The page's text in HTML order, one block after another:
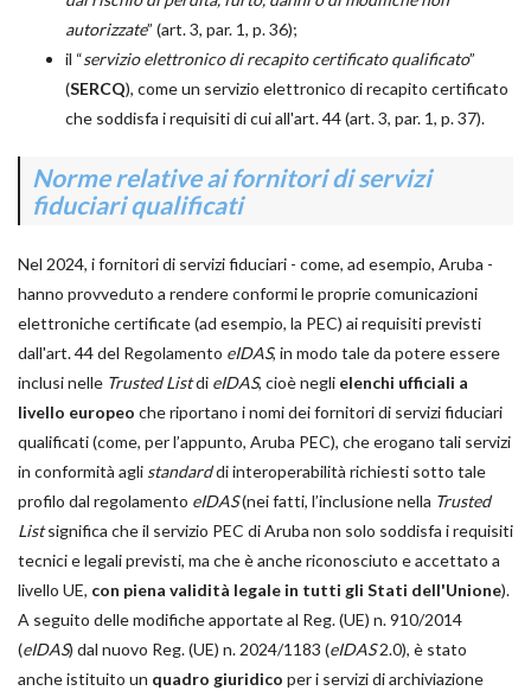
autorizzate” (art. 3, par. 1, p. 36);
il “servizio elettronico di recapito certificato qualificato”
(SERCQ), come un servizio elettronico di recapito certificato
che soddisfa i requisiti di cui all'art. 44 (art. 3, par. 1, p. 37).
Norme relative ai fornitori di servizi
fiduciari qualificati
Nel 2024, i fornitori di servizi fiduciari - come, ad esempio, Aruba -
hanno provveduto a rendere conformi le proprie comunicazioni
elettroniche certificate (ad esempio, la PEC) ai requisiti previsti
dall'art. 44 del Regolamento eIDAS, in modo tale da potere essere
inclusi nelle Trusted Listdi eIDAS, cioè negli elenchi ufficiali a
livello europeo che riportano i nomi dei fornitori di servizi fiduciari
qualificati (come, per l’appunto, Aruba PEC), che erogano tali servizi
in conformità agli standarddi interoperabilità richiesti sotto tale
profilo dal regolamento eIDAS(nei fatti, l’inclusione nella Trusted
Listsignifica che il servizio PEC di Aruba non solo soddisfa i requisiti
tecnici e legali previsti, ma che è anche riconosciuto e accettato a
livello UE, con piena validità legale in tutti gli Stati dell'Unione).
A seguito delle modifiche apportate al Reg. (UE) n. 910/2014
(eIDAS) dal nuovo Reg. (UE) n. 2024/1183 (eIDAS2.0), è stato
anche istituito un quadro giuridico per i servizi di archiviazione